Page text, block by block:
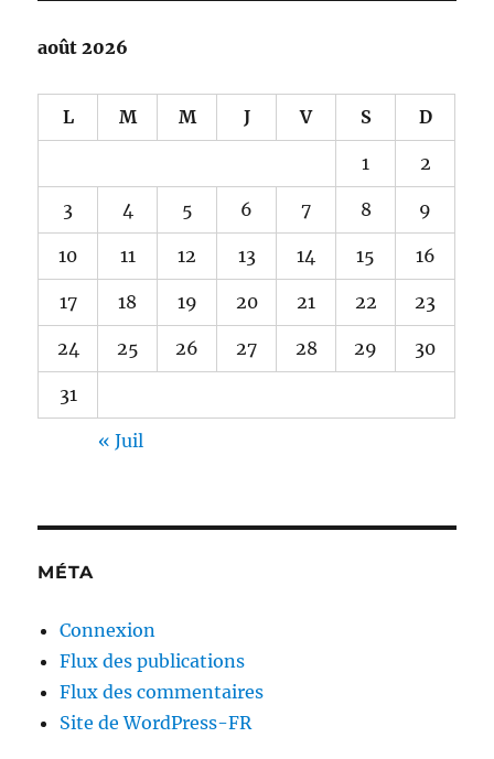
août 2026
L M M J V S D
1 2
3 4 5 6 7 8 9
10 11 12 13 14 15 16
17 18 19 20 21 22 23
24 25 26 27 28 29 30
31
« Juil
MÉTA
Connexion
Flux des publications
Flux des commentaires
Site de WordPress-FR